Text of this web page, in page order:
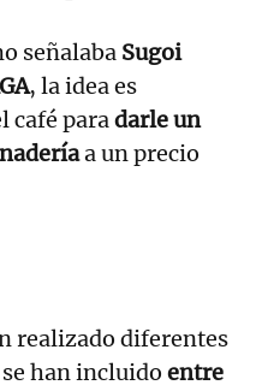
señalaba Sugoi
, la idea es
café paradarle un
a un precio
realizado diferentes
han incluido entre